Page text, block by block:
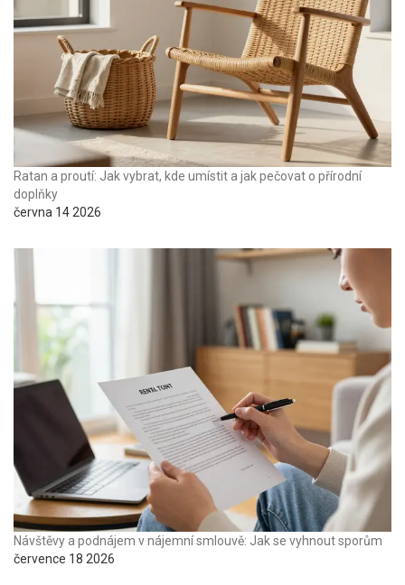
Ratan a proutí: Jak vybrat, kde umístit a jak pečovat o přírodní
doplňky
června 14 2026
Návštěvy a podnájem v nájemní smlouvě: Jak se vyhnout sporům
července 18 2026